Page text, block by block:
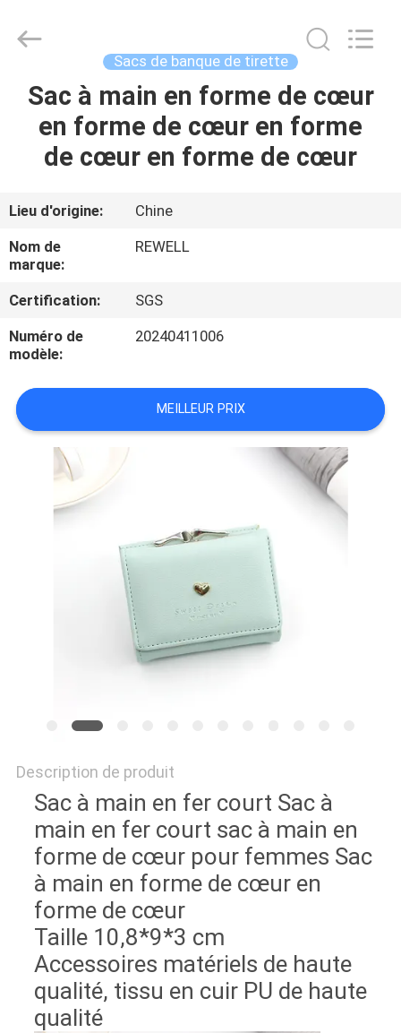
MAISON
PRODUITS
AU
SUJET
DE
NOUS
VISITE
D'USINE
CONTRÔLE
QUALITÉ
POLICY
Industrial
Group
Reserved.
Developed
Sacs de banque de tirette
Sac à main en forme de cœur
en forme de cœur en forme
de cœur en forme de cœur
Lieu d'origine:
Chine
Nom de
marque:
REWELL
Certification:
SGS
Numéro de
modèle:
20240411006
MEILLEUR PRIX
Description de produit
Sac à main en fer court Sac à
main en fer court sac à main en
forme de cœur pour femmes Sac
à main en forme de cœur en
forme de cœur
Taille 10,8*9*3 cm
Accessoires matériels de haute
qualité, tissu en cuir PU de haute
qualité